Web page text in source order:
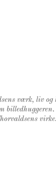
værk, liv og
billedhuggeren.
virke.